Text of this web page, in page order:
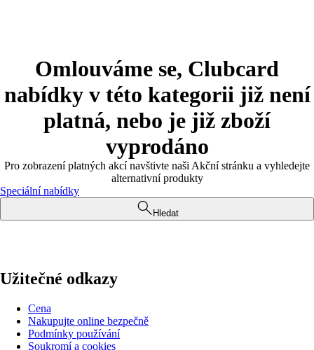
Omlouváme se, Clubcard
nabídky v této kategorii již není
platná, nebo je již zboží
vyprodáno
Pro zobrazení platných akcí navštivte naši Akční stránku a vyhledejte
alternativní produkty
Speciální nabídky
Hledat
Užitečné odkazy
Cena
Nakupujte online bezpečně
Podmínky používání
Soukromí a cookies